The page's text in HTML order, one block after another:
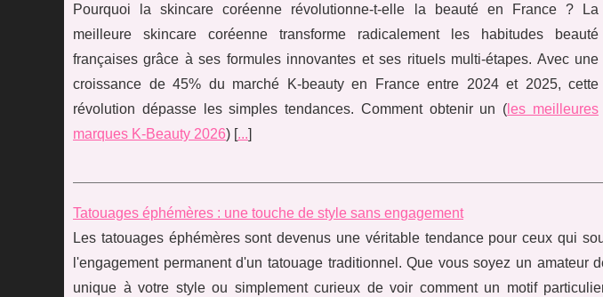
Pourquoi la skincare coréenne révolutionne-t-elle la beauté en France ? La
meilleure skincare coréenne transforme radicalement les habitudes beauté
françaises grâce à ses formules innovantes et ses rituels multi-étapes. Avec une
croissance de 45% du marché K-beauty en France entre 2024 et 2025, cette
révolution dépasse les simples tendances. Comment obtenir un ( les meilleures
marques K-Beauty 2026) [...]
Tatouages éphémères : une touche de style sans engagement
Les tatouages éphémères sont devenus une véritable tendance pour ceux qui
l'engagement permanent d'un tatouage traditionnel. Que vous soyez un amateur
unique à votre style ou simplement curieux de voir comment un motif